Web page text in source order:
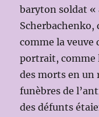
baryton soldat «
Scherbachenko,
comme la veuve
portrait, comme
des morts en un
funèbres de
des défunts